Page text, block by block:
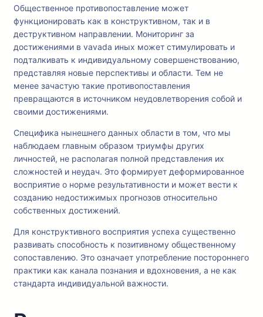
Общественное противопоставление может
функционировать как в конструктивном, так и в
деструктивном направлении. Мониторинг за
достижениями в vavada иных может стимулировать и
подталкивать к индивидуальному совершенствованию,
представляя новые перспективы и области. Тем не
менее зачастую такие противопоставления
превращаются в источником неудовлетворения собой и
своими достижениями.
Специфика нынешнего данных области в том, что мы
наблюдаем главным образом триумфы других
личностей, не располагая полной представления их
сложностей и неудач. Это формирует деформированное
восприятие о норме результативности и может вести к
созданию недостижимых прогнозов относительно
собственных достижений.
Для конструктивного восприятия успеха существенно
развивать способность к позитивному общественному
сопоставлению. Это означает употребление постороннего
практики как канала познания и вдохновения, а не как
стандарта индивидуальной важности.